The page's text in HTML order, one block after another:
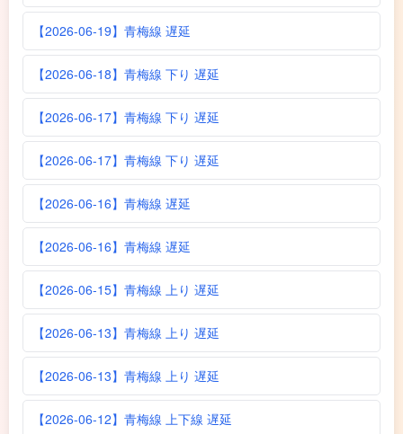
【2026-06-19】青梅線 遅延
【2026-06-18】青梅線 下り 遅延
【2026-06-17】青梅線 下り 遅延
【2026-06-17】青梅線 下り 遅延
【2026-06-16】青梅線 遅延
【2026-06-16】青梅線 遅延
【2026-06-15】青梅線 上り 遅延
【2026-06-13】青梅線 上り 遅延
【2026-06-13】青梅線 上り 遅延
【2026-06-12】青梅線 上下線 遅延